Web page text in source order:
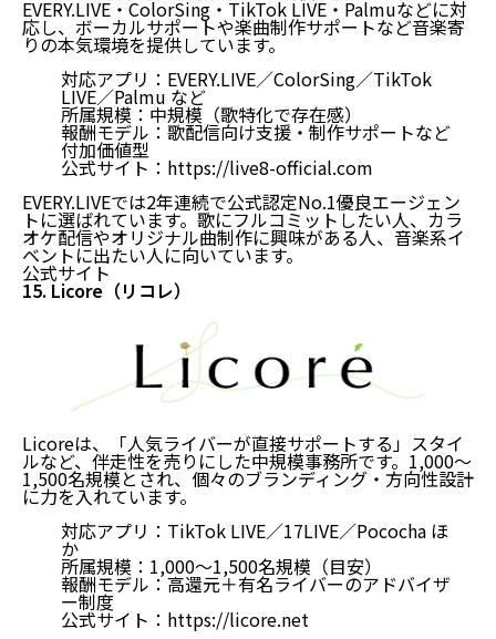
EVERY.LIVE・ColorSing・TikTok LIVE・Palmuなどに対
応し、ボーカルサポートや楽曲制作サポートなど音楽寄
りの本気環境を提供しています。
対応アプリ：EVERY.LIVE／ColorSing／TikTok
LIVE／Palmu など
所属規模：中規模（歌特化で存在感）
報酬モデル：歌配信向け支援・制作サポートなど
付加価値型
公式サイト： https://live8-official.com
EVERY.LIVEでは2年連続で公式認定No.1優良エージェン
トに選ばれています。歌にフルコミットしたい人、カラ
オケ配信やオリジナル曲制作に興味がある人、音楽系イ
ベントに出たい人に向いています。
公式サイト
15. Licore（リコレ）
Licoreは、「人気ライバーが直接サポートする」スタイ
ルなど、伴走性を売りにした中規模事務所です。1,000〜
1,500名規模とされ、個々のブランディング・方向性設計
に力を入れています。
対応アプリ：TikTok LIVE／17LIVE／Pococha ほ
か
所属規模：1,000〜1,500名規模（目安）
報酬モデル：高還元＋有名ライバーのアドバイザ
ー制度
公式サイト： https://licore.net